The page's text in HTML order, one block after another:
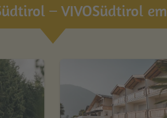
– VIVOSüdtirol